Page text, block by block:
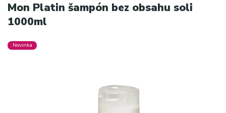
Mon Platin šampón bez obsahu soli
1000ml
Novinka